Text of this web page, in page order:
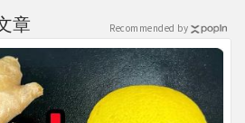
章 Recommended by